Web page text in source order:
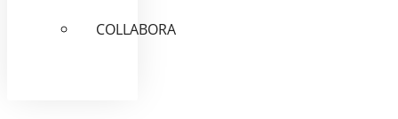
COLLABORA